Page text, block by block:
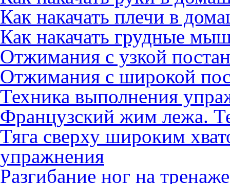
Как накачать плечи в
Как накачать грудные
Отжимания с узкой
Отжимания с широкой
Техника выполнения
Французский жим лежа.
Тяга сверху широким
упражнения
Разгибание ног на